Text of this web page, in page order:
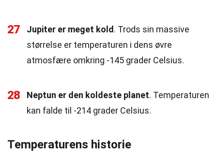
27 Jupiter er meget kold . Trods sin massive
størrelse er temperaturen i dens øvre
atmosfære omkring -145 grader Celsius.
28 Neptun er den koldeste planet. Temperaturen
kan falde til -214 grader Celsius.
Temperaturens historie